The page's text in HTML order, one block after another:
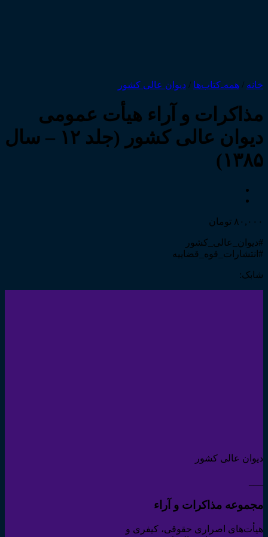
خانه / همه‌ـ‌کتاب‌ها / دیوان عالی کشور
مذاکرات و آراء هیأت عمومی
دیوان عالی کشور (جلد ۱۲ – سال
۱۳۸۵)
۸۰,۰۰۰ تومان
#دیوان_عالی_کشور
#انتشارات_قوه_قضاییه
شابک:
دیوان عالی کشور
مجموعه مذاکرات و آراء
هیأت‌های اصراری حقوقی، کیفری و